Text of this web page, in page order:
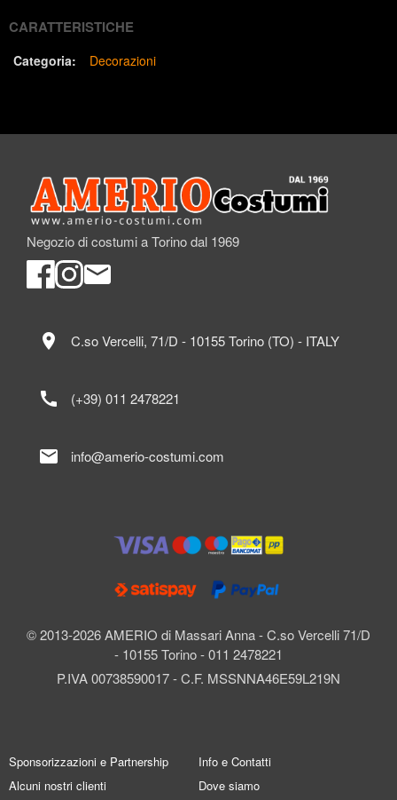
CARATTERISTICHE
Categoria: Decorazioni
Negozio di costumi a Torino dal 1969
© 2013-2026 AMERIO di Massari Anna - C.so Vercelli 71/D
- 10155 Torino - 011 2478221
P.IVA 00738590017 - C.F. MSSNNA46E59L219N
location_on C.so Vercelli, 71/D - 10155 Torino (TO) - ITALY
call (+39) 011 2478221
mail info@amerio-costumi.com
Sponsorizzazioni e Partnership
Alcuni nostri clienti
Info e Contatti
Dove siamo